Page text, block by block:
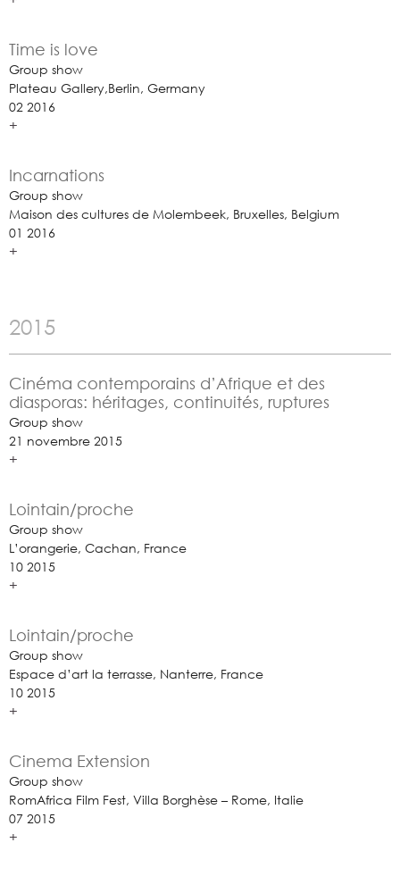
Time is love
Group show
Plateau Gallery,Berlin, Germany
02 2016
+
Incarnations
Group show
Maison des cultures de Molembeek, Bruxelles, Belgium
01 2016
+
2015
Cinéma contemporains d’Afrique et des
diasporas: héritages, continuités, ruptures
Group show
21 novembre 2015
+
Lointain/proche
Group show
L’orangerie, Cachan, France
10 2015
+
Lointain/proche
Group show
Espace d’art la terrasse, Nanterre, France
10 2015
+
Cinema Extension
Group show
RomAfrica Film Fest, Villa Borghèse – Rome, Italie
07 2015
+